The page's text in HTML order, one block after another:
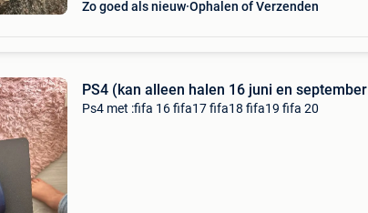
Zo goed als nieuw Ophalen of Verzenden
PS4 (kan alleen halen 16 juni en september
Ps4 met :fifa 16 fifa17 fifa18 fifa19 fifa 20